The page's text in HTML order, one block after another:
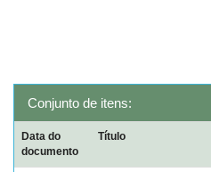
Conjunto de itens:
Data do
documento
Título